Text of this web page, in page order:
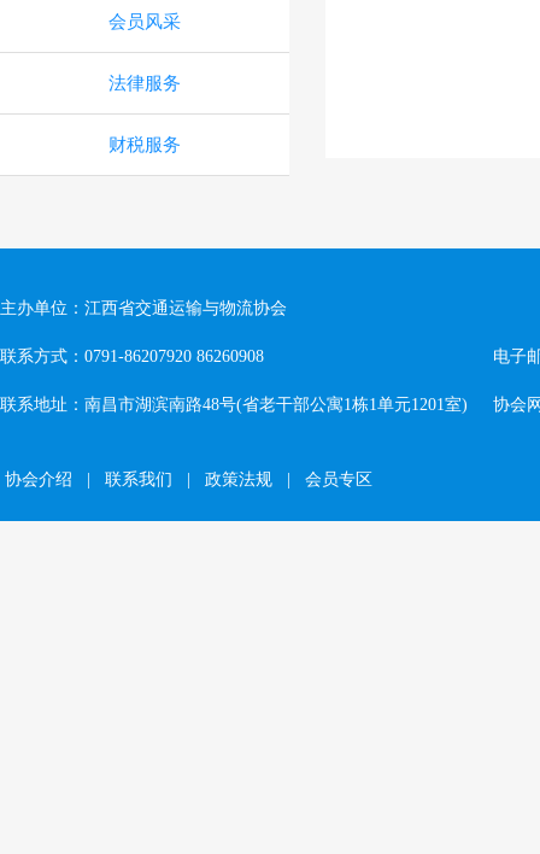
会员风采
法律服务
财税服务
主办单位：江西省交通运输与物流协会
联系方式：0791-86207920 86260908
联系地址：南昌市湖滨南路48号(省老干部公寓1栋1单元1201室)
电子
协会
协会介绍 联系我们 政策法规 会员专区